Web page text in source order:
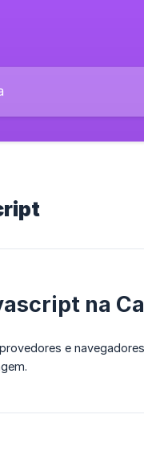
na
provedores e